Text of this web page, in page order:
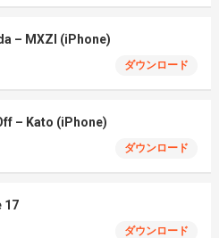
– MXZI (iPhone)
ダウンロード
– Kato (iPhone)
ダウンロード
17
ダウンロード